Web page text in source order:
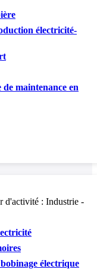
électricité-
maintenance en
d'activité : Industrie -
électrique